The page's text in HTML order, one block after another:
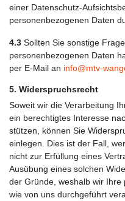
einer Datenschutz-
personenbezogenen Daten
4.3 Sollten Sie sonstige
personenbezogenen Daten
per E-Mail an info@mtv-
5. Widerspruchsrecht
Soweit wir die Verarbeitung
ein berechtigtes Interesse
stützen, können Sie
einlegen. Dies ist der Fall,
nicht zur Erfüllung eines
Ausübung eines solchen
der Gründe, weshalb wir
wie von uns durchgeführt